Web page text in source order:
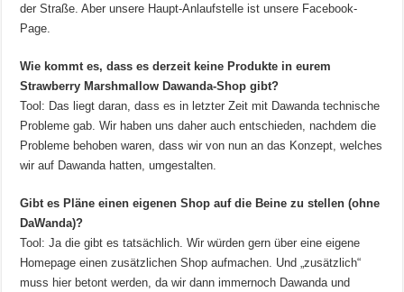
der Straße. Aber unsere Haupt-Anlaufstelle ist unsere Facebook-
Page.
Wie kommt es, dass es derzeit keine Produkte in eurem
Strawberry Marshmallow Dawanda-Shop gibt?
Tool: Das liegt daran, dass es in letzter Zeit mit Dawanda technische
Probleme gab. Wir haben uns daher auch entschieden, nachdem die
Probleme behoben waren, dass wir von nun an das Konzept, welches
wir auf Dawanda hatten, umgestalten.
Gibt es Pläne einen eigenen Shop auf die Beine zu stellen (ohne
DaWanda)?
Tool: Ja die gibt es tatsächlich. Wir würden gern über eine eigene
Homepage einen zusätzlichen Shop aufmachen. Und „zusätzlich“
muss hier betont werden, da wir dann immernoch Dawanda und